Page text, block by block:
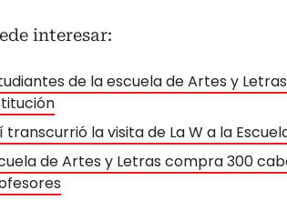
interesar:
de la escuela de Artes y
transcurrió la visita de La W a la
de Artes y Letras compra 300